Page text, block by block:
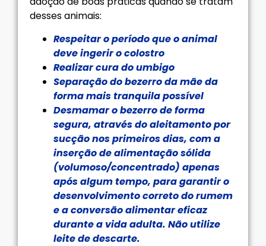
desses animais:
Respeitar o período que o animal
deve ingerir o colostro
Realizar cura do umbigo
Separação do bezerro da mãe da
forma mais tranquila possível
Desmamar o bezerro de forma
segura, através do aleitamento por
sucção nos primeiros dias, com a
inserção de alimentação sólida
(volumoso/concentrado) apenas
após algum tempo, para garantir o
desenvolvimento correto do rumem
e a conversão alimentar eficaz
durante a vida adulta. Não utilize
leite de descarte.